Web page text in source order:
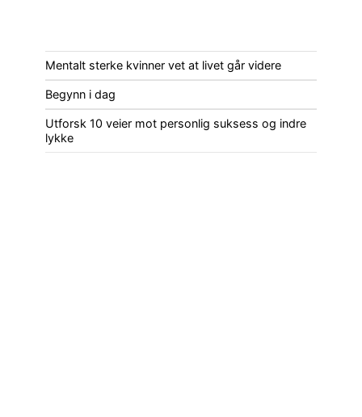
Mentalt sterke kvinner vet at livet går videre
Begynn i dag
Utforsk 10 veier mot personlig suksess og indre
lykke